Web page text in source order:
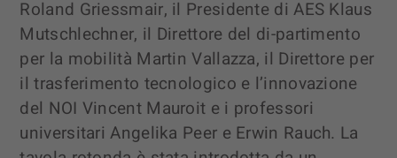
Roland Griessmair, il Presidente di AES Klaus
Mutschlechner, il Direttore del di-partimento
per la mobilità Martin Vallazza, il Direttore per
il trasferimento tecnologico e l’innovazione
del NOI Vincent Mauroit e i professori
universitari Angelika Peer e Erwin Rauch. La